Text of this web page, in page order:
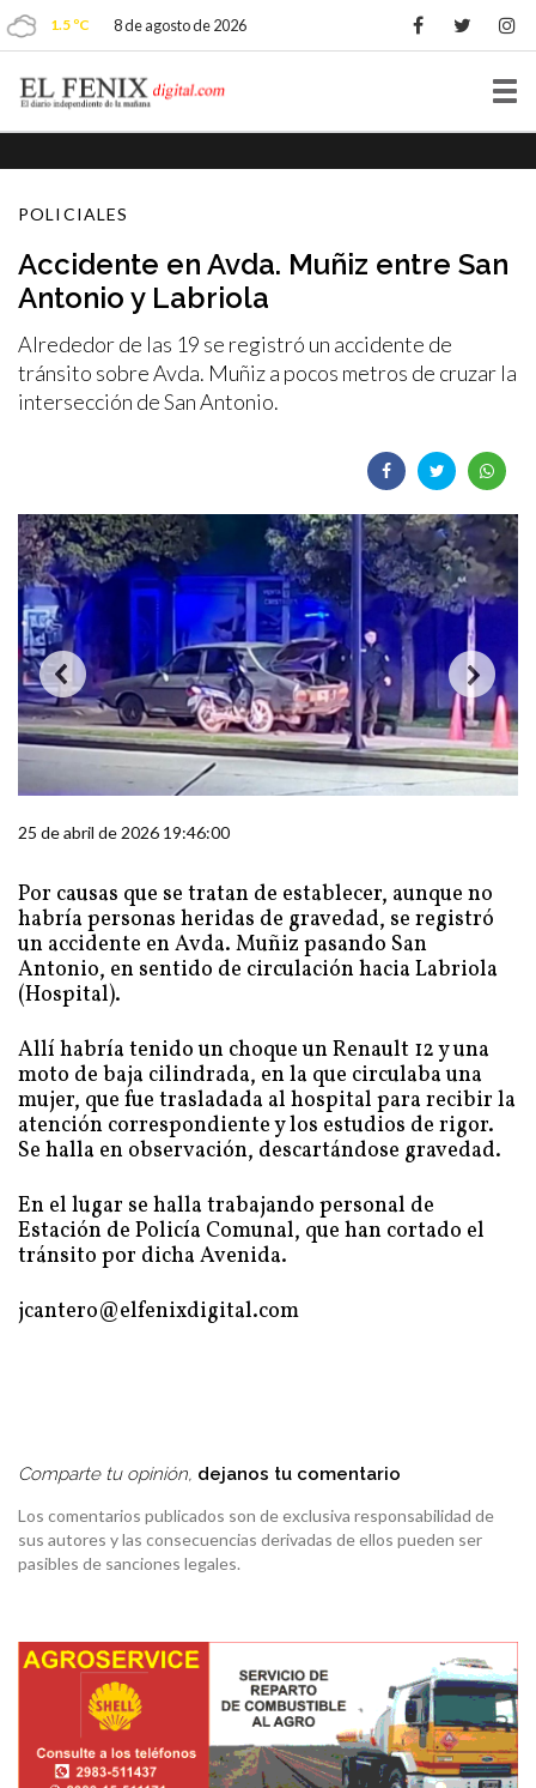
1.5 ºC 8 de agosto de 2026
POLICIALES
Accidente en Avda. Muñiz entre San
Antonio y Labriola
Alrededor de las 19 se registró un accidente de
tránsito sobre Avda. Muñiz a pocos metros de cruzar la
intersección de San Antonio.
25 de abril de 2026 19:46:00
Por causas que se tratan de establecer, aunque no
habría personas heridas de gravedad, se registró
un accidente en Avda. Muñiz pasando San
Antonio, en sentido de circulación hacia Labriola
(Hospital).
Allí habría tenido un choque un Renault 12 y una
moto de baja cilindrada, en la que circulaba una
mujer, que fue trasladada al hospital para recibir la
atención correspondiente y los estudios de rigor.
Se halla en observación, descartándose gravedad.
En el lugar se halla trabajando personal de
Estación de Policía Comunal, que han cortado el
tránsito por dicha Avenida.
jcantero@elfenixdigital.com
Comparte tu opinión, dejanos tu comentario
Los comentarios publicados son de exclusiva responsabilidad de
sus autores y las consecuencias derivadas de ellos pueden ser
pasibles de sanciones legales.